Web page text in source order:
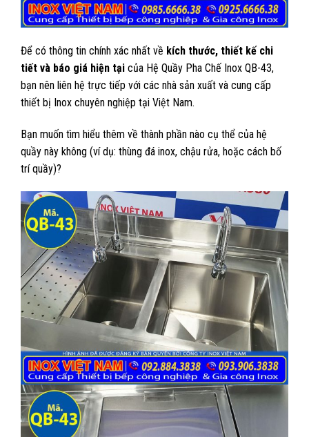
Để có thông tin chính xác nhất về kích thước, thiết kế chi
tiết và báo giá hiện tại của Hệ Quầy Pha Chế Inox QB-43,
bạn nên liên hệ trực tiếp với các nhà sản xuất và cung cấp
thiết bị Inox chuyên nghiệp tại Việt Nam.
Bạn muốn tìm hiểu thêm về thành phần nào cụ thể của hệ
quầy này không (ví dụ: thùng đá inox, chậu rửa, hoặc cách bố
trí quầy)?